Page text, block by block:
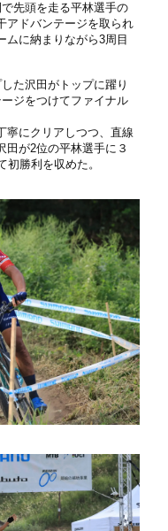
先頭を走る平林選手の
アドバンテージを取られ
ムに納まりながら3周目
た沢田がトップに躍り
ジをつけてファイナル
寧にクリアしつつ、直線
田が2位の平林選手に３
勝利を収めた。